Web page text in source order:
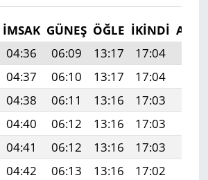
İMSAK GÜNEŞ ÖĞLE İKINDI
04:36 06:09 13:17 17:04
04:37 06:10 13:17 17:04
04:38 06:11 13:16 17:03
04:40 06:12 13:16 17:03
04:41 06:12 13:16 17:03
04:42 06:13 13:16 17:02